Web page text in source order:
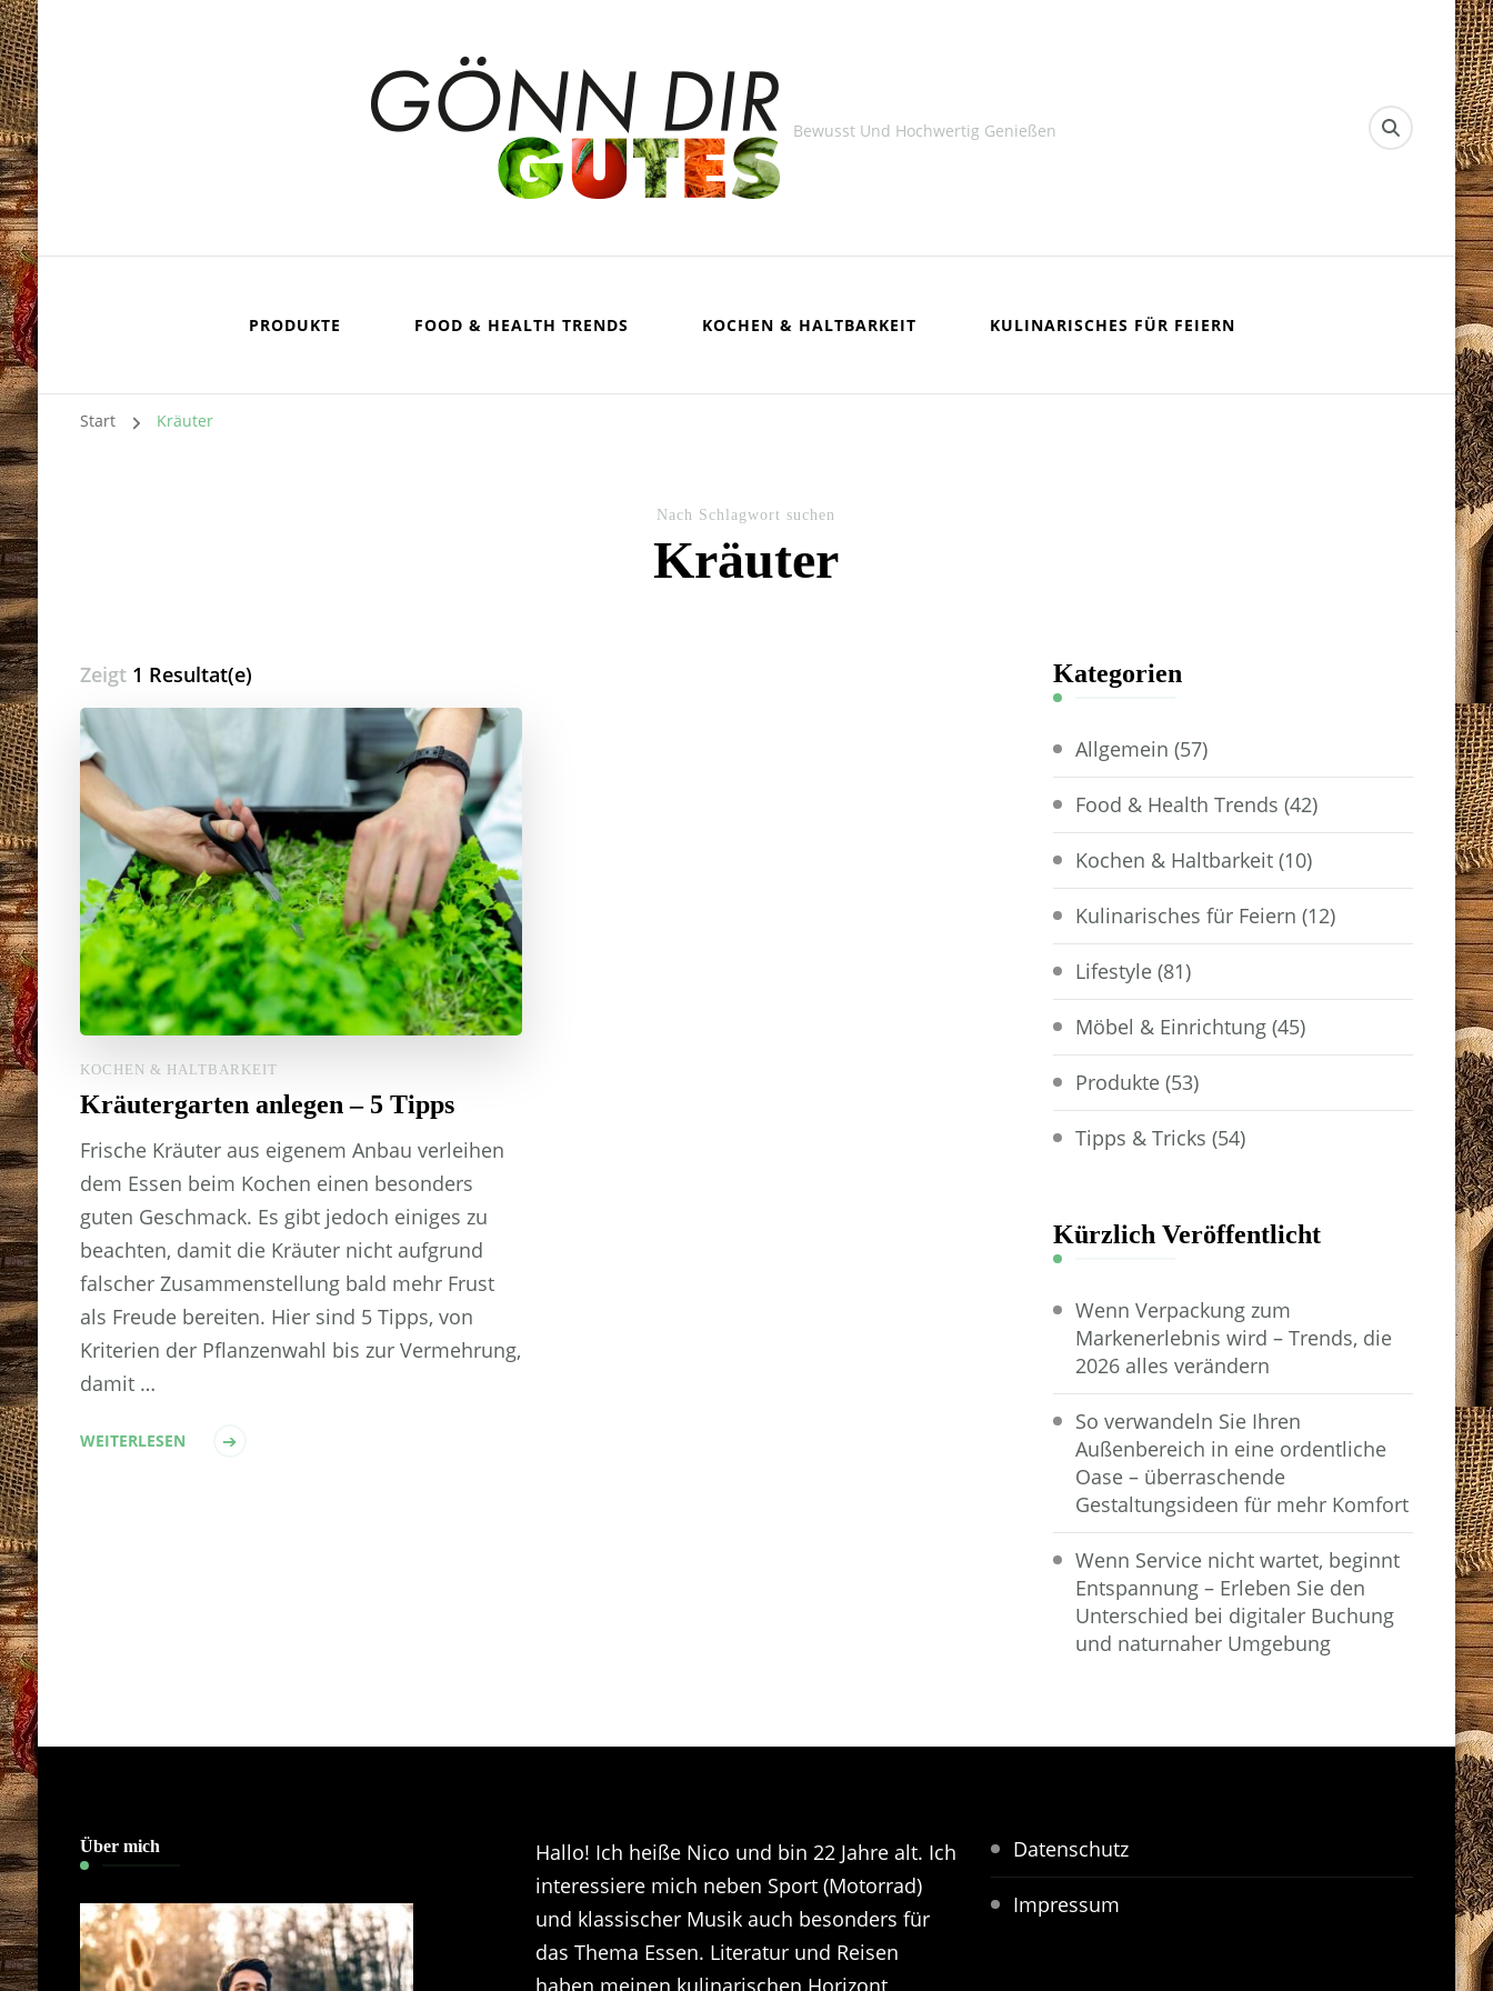
Bewusst Und Hochwertig Genießen
PRODUKTE FOOD & HEALTH TRENDS KOCHEN & HALTBARKEIT KULINARISCHES FÜR FEIERN
Start Kräuter
Nach Schlagwort suchen
Kräuter
Zeigt 1 Resultat(e)
KOCHEN & HALTBARKEIT
Kräutergarten anlegen – 5 Tipps
Frische Kräuter aus eigenem Anbau verleihen
dem Essen beim Kochen einen besonders
guten Geschmack. Es gibt jedoch einiges zu
beachten, damit die Kräuter nicht aufgrund
falscher Zusammenstellung bald mehr Frust
als Freude bereiten. Hier sind 5 Tipps, von
Kriterien der Pflanzenwahl bis zur Vermehrung,
damit …
WEITERLESEN
Kategorien
Allgemein (57)
Food & Health Trends (42)
Kochen & Haltbarkeit (10)
Kulinarisches für Feiern (12)
Lifestyle (81)
Möbel & Einrichtung (45)
Produkte (53)
Tipps & Tricks (54)
Kürzlich Veröffentlicht
Wenn Verpackung zum
Markenerlebnis wird – Trends, die
2026 alles verändern
So verwandeln Sie Ihren
Außenbereich in eine ordentliche
Oase – überraschende
Gestaltungsideen für mehr Komfort
Wenn Service nicht wartet, beginnt
Entspannung – Erleben Sie den
Unterschied bei digitaler Buchung
und naturnaher Umgebung
Über mich
Hallo! Ich heiße Nico und bin 22 Jahre alt. Ich
interessiere mich neben Sport (Motorrad)
und klassischer Musik auch besonders für
das Thema Essen. Literatur und Reisen
haben meinen kulinarischen Horizont
Datenschutz
Impressum